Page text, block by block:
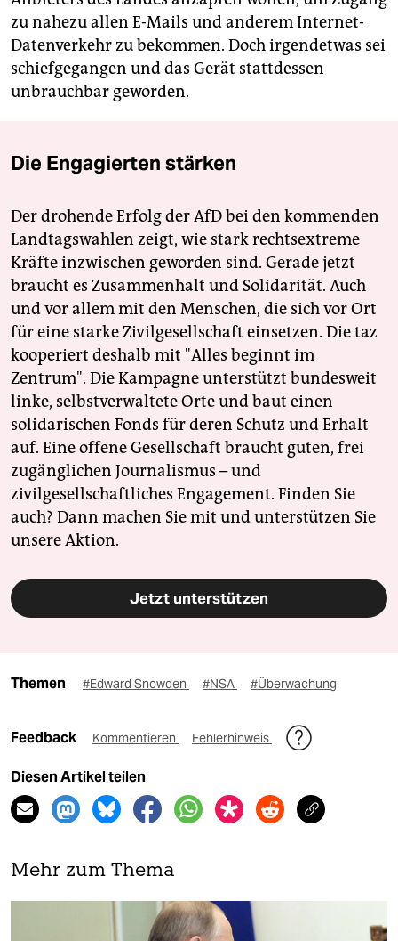
zu nahezu allen E-Mails und anderem Internet-
Datenverkehr zu bekommen. Doch irgendetwas sei
schiefgegangen und das Gerät stattdessen
unbrauchbar geworden.
Die Engagierten stärken
Der drohende Erfolg der AfD bei den kommenden
Landtagswahlen zeigt, wie stark rechtsextreme
Kräfte inzwischen geworden sind. Gerade jetzt
braucht es Zusammenhalt und Solidarität. Auch
und vor allem mit den Menschen, die sich vor Ort
für eine starke Zivilgesellschaft einsetzen. Die taz
kooperiert deshalb mit "Alles beginnt im
Zentrum". Die Kampagne unterstützt bundesweit
linke, selbstverwaltete Orte und baut einen
solidarischen Fonds für deren Schutz und Erhalt
auf. Eine offene Gesellschaft braucht guten, frei
zugänglichen Journalismus – und
zivilgesellschaftliches Engagement. Finden Sie
auch? Dann machen Sie mit und unterstützen Sie
unsere Aktion.
Jetzt unterstützen
Themen #Edward Snowden #NSA #Überwachung
Feedback Kommentieren Fehlerhinweis
Diesen Artikel teilen
Mehr zum Thema